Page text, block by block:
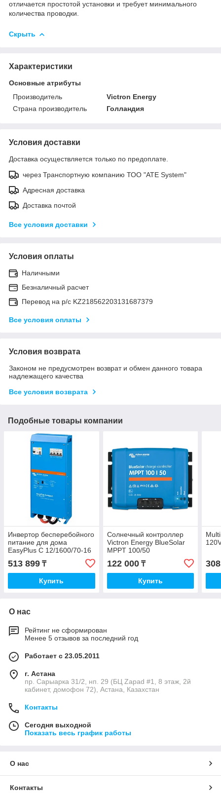
отличается простотой установки и требует минимального
количества проводки.
Скрыть
Характеристики
Основные атрибуты
Производитель
Victron Energy
Страна производитель
Голландия
Условия доставки
Доставка осуществляется только по предоплате.
через Транспортную компанию ТОО "ATE System"
Адресная доставка
Доставка почтой
Все условия доставки
Условия оплаты
Наличными
Безналичный расчет
Перевод на р/с KZ218562203131687379
Все условия оплаты
Условия возврата
Законом не предусмотрен возврат и обмен данного товара
надлежащего качества
Все условия возврата
Подобные товары компании
Инвертор бесперебойного
питание для дома
EasyPlus C 12/1600/70-16
CEP121620000
513 899 ₸
Купить
Солнечный контроллер
Victron Energy BlueSolar
MPPT 100/50
122 000₸
Купить
О нас
Рейтинг не сформирован
Менее 5 отзывов за последний год
Работает с 23.05.2011
г. Астана
пр. Сарыарка 31/2, нп. 29 (БЦ Zapad #1, 8 этаж, 2й
кабинет, домофон 72), Астана, Казахстан
Контакты
Сегодня выходной
Показать весь график работы
О нас
Контакты